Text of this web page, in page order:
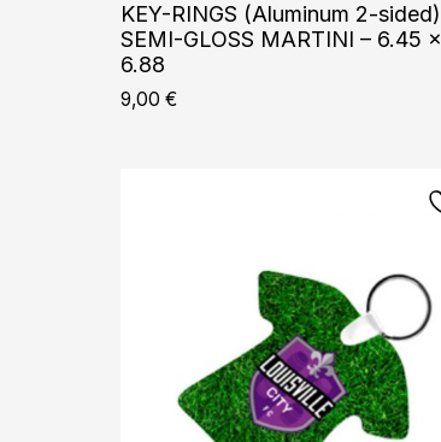
KEY-RINGS (Aluminum 2-sided)
SEMI-GLOSS MARTINI – 6.45 x
6.88
9,00 €